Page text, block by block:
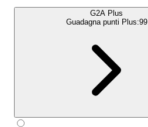
G2A Plus
Guadagna punti Plus:99